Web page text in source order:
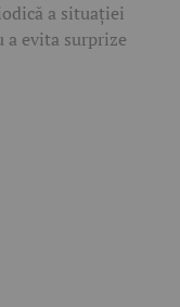
a situației
a evita surprize